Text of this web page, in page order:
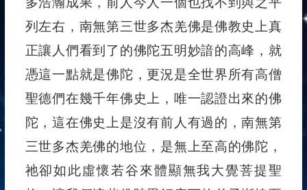
列左右，南無第三世多杰羌佛是佛教史上真
正讓人們看到了的佛陀五明妙諳的高峰，就
憑這一點就是佛陀，更況是全世界所有高僧
聖德們在幾千年佛史上，唯一認證出來的佛
陀，這在佛史上是沒有前人有過的，南無第
三世多杰羌佛的地位，是無上至高的佛陀，
祂卻如此虛懷若谷來體顯無我大覺菩提聖